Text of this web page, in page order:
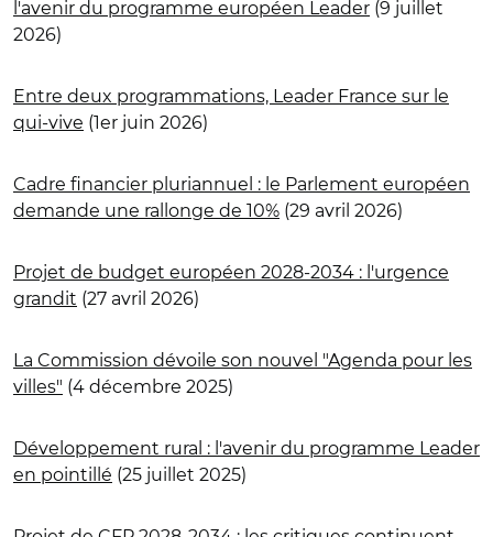
l'avenir du programme européen Leader (9 juillet
2026)
Entre deux programmations, Leader France sur le
qui-vive (1er juin 2026)
Cadre financier pluriannuel : le Parlement européen
demande une rallonge de 10% (29 avril 2026)
Projet de budget européen 2028-2034 : l'urgence
grandit (27 avril 2026)
La Commission dévoile son nouvel "Agenda pour les
villes" (4 décembre 2025)
Développement rural : l'avenir du programme Leader
en pointillé (25 juillet 2025)